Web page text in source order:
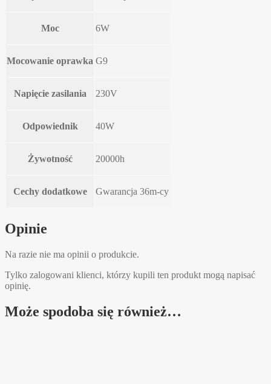
Moc 6W
Mocowanie oprawka G9
Napięcie zasilania 230V
Odpowiednik 40W
Żywotność 20000h
Cechy dodatkowe Gwarancja 36m-cy
Opinie
Na razie nie ma opinii o produkcie.
Tylko zalogowani klienci, którzy kupili ten produkt mogą napisać
opinię.
Może spodoba się również…